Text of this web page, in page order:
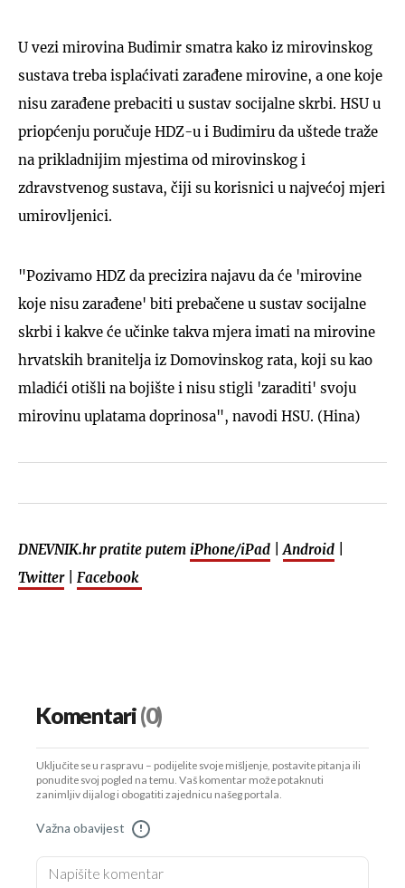
U vezi mirovina Budimir smatra kako iz mirovinskog
sustava treba isplaćivati zarađene mirovine, a one koje
nisu zarađene prebaciti u sustav socijalne skrbi. HSU u
priopćenju poručuje HDZ-u i Budimiru da uštede traže
na prikladnijim mjestima od mirovinskog i
zdravstvenog sustava, čiji su korisnici u najvećoj mjeri
umirovljenici.
"Pozivamo HDZ da precizira najavu da će 'mirovine
koje nisu zarađene' biti prebačene u sustav socijalne
skrbi i kakve će učinke takva mjera imati na mirovine
hrvatskih branitelja iz Domovinskog rata, koji su kao
mladići otišli na bojište i nisu stigli 'zaraditi' svoju
mirovinu uplatama doprinosa", navodi HSU. (Hina)
DNEVNIK.hr pratite putem iPhone/iPad Android
Twitter| Facebook
Komentari(0)
Uključite se u raspravu – podijelite svoje mišljenje, postavite pitanja ili
ponudite svoj pogled na temu. Vaš komentar može potaknuti
zanimljiv dijalog i obogatiti zajednicu našeg portala.
Važna obavijest !